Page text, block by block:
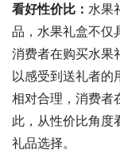
看好性价比： 水果
品，水果礼盒不仅
消费者在购买水果
以感受到送礼者的
相对合理，消费者
此，从性价比角度
礼品选择。